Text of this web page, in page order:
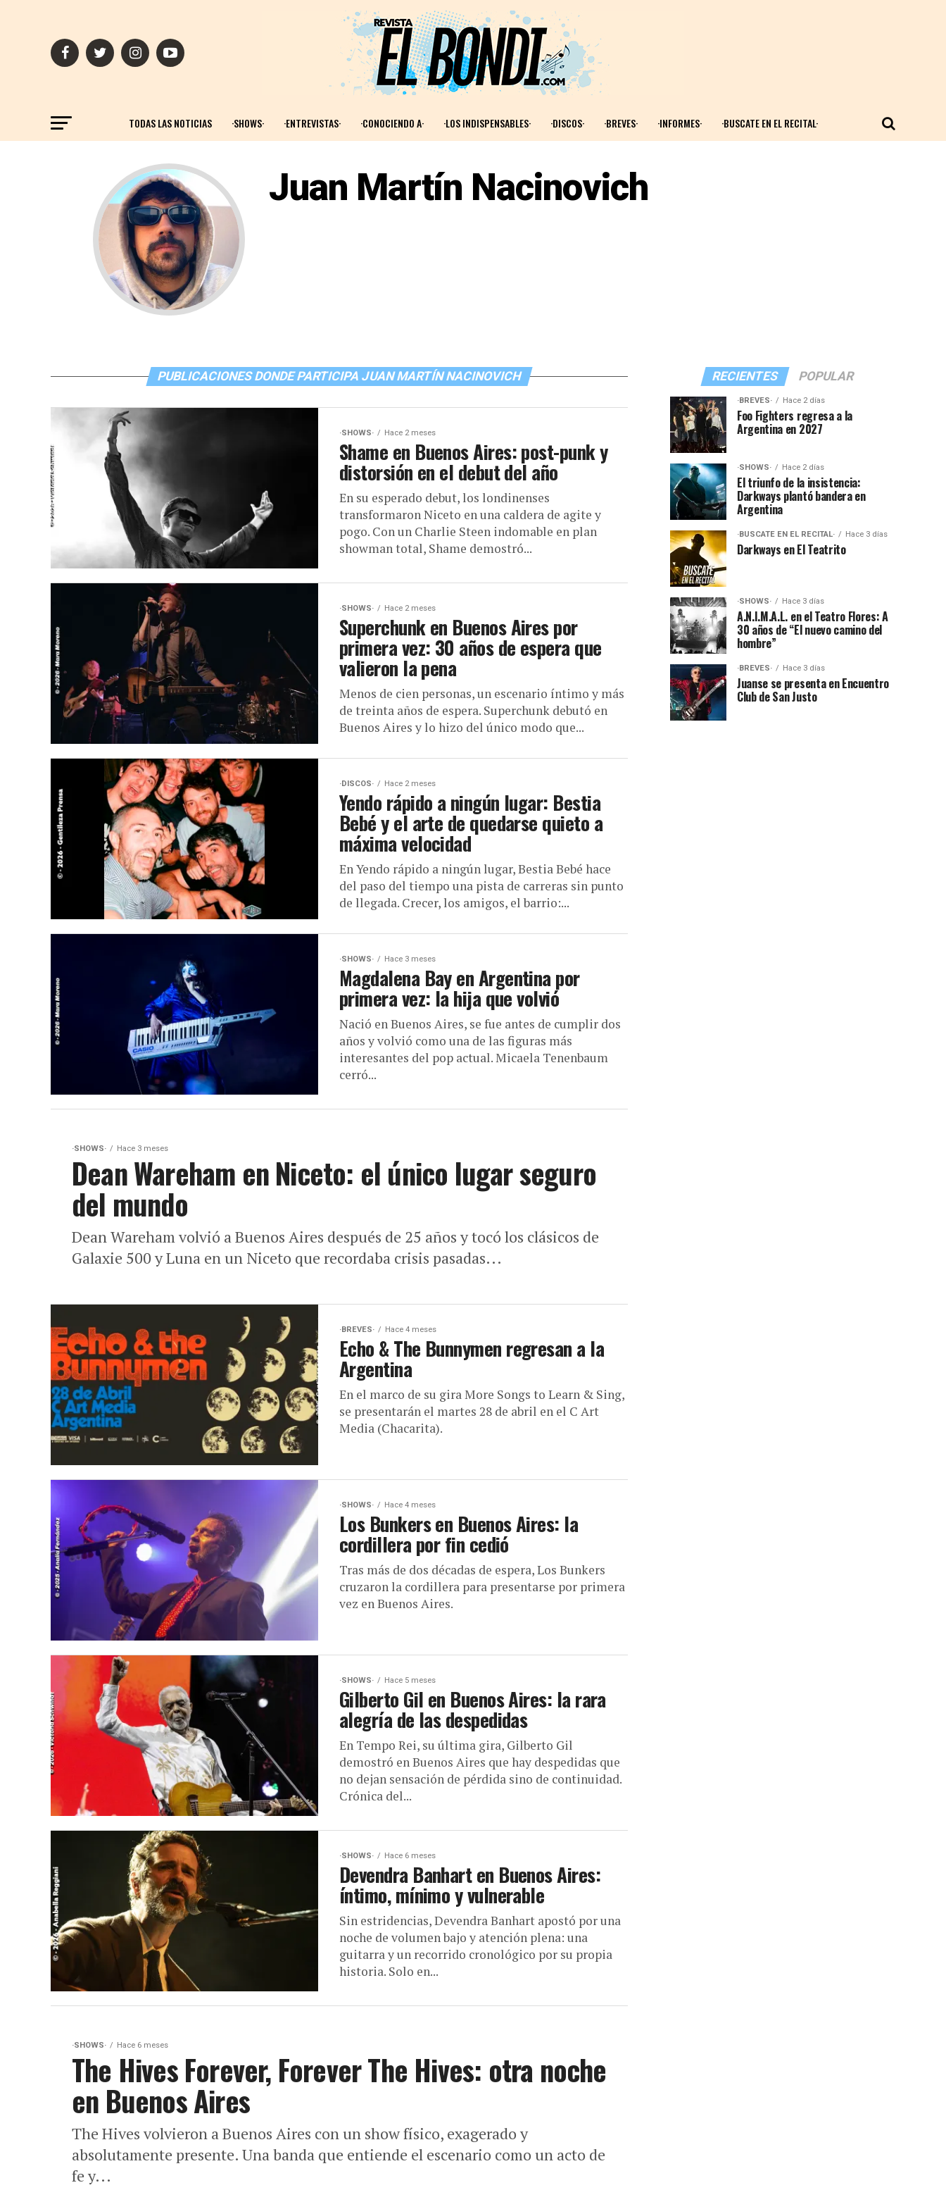
TODAS LAS NOTICIAS ·SHOWS· ·ENTREVISTAS· ·CONOCIENDO A· ·LOS INDISPENSABLES· ·DISCOS· ·BREVES· ·INFORMES· ·BUSCATE EN EL RECITAL·
Juan Martín Nacinovich
PUBLICACIONES DONDE PARTICIPA JUAN MARTÍN NACINOVICH
·SHOWS· Hace 2 meses
Shame en Buenos Aires: post-punk y
distorsión en el debut del año
En su esperado debut, los londinenses
transformaron Niceto en una caldera de agite y
pogo. Con un Charlie Steen indomable en plan
showman total, Shame demostró...
·SHOWS· Hace 2 meses
Superchunk en Buenos Aires por
primera vez: 30 años de espera que
valieron la pena
Menos de cien personas, un escenario íntimo y más
de treinta años de espera. Superchunk debutó en
Buenos Aires y lo hizo del único modo que...
·DISCOS· Hace 2 meses
Yendo rápido a ningún lugar: Bestia
Bebé y el arte de quedarse quieto a
máxima velocidad
En Yendo rápido a ningún lugar, Bestia Bebé hace
del paso del tiempo una pista de carreras sin punto
de llegada. Crecer, los amigos, el barrio:...
·SHOWS· Hace 3 meses
Magdalena Bay en Argentina por
primera vez: la hija que volvió
Nació en Buenos Aires, se fue antes de cumplir dos
años y volvió como una de las figuras más
interesantes del pop actual. Micaela Tenenbaum
cerró...
·SHOWS· Hace 3 meses
Dean Wareham en Niceto: el único lugar seguro
del mundo
Dean Wareham volvió a Buenos Aires después de 25 años y tocó los clásicos de
Galaxie 500 y Luna en un Niceto que recordaba crisis pasadas...
·BREVES· Hace 4 meses
Echo & The Bunnymen regresan a la
Argentina
En el marco de su gira More Songs to Learn & Sing,
se presentarán el martes 28 de abril en el C Art
Media (Chacarita).
·SHOWS· Hace 4 meses
Los Bunkers en Buenos Aires: la
cordillera por fin cedió
Tras más de dos décadas de espera, Los Bunkers
cruzaron la cordillera para presentarse por primera
vez en Buenos Aires.
·SHOWS· Hace 5 meses
Gilberto Gil en Buenos Aires: la rara
alegría de las despedidas
En Tempo Rei, su última gira, Gilberto Gil
demostró en Buenos Aires que hay despedidas que
no dejan sensación de pérdida sino de continuidad.
Crónica del...
·SHOWS· Hace 6 meses
Devendra Banhart en Buenos Aires:
íntimo, mínimo y vulnerable
Sin estridencias, Devendra Banhart apostó por una
noche de volumen bajo y atención plena: una
guitarra y un recorrido cronológico por su propia
historia. Solo en...
·SHOWS· Hace 6 meses
The Hives Forever, Forever The Hives: otra noche
en Buenos Aires
The Hives volvieron a Buenos Aires con un show físico, exagerado y
absolutamente presente. Una banda que entiende el escenario como un acto de
fe y...
RECIENTES POPULAR
·BREVES· Hace 2 días
Foo Fighters regresa a la
Argentina en 2027
·SHOWS· Hace 2 días
El triunfo de la insistencia:
Darkways plantó bandera en
Argentina
·BUSCATE EN EL RECITAL· Hace 3 días
Darkways en El Teatrito
·SHOWS· Hace 3 días
A.N.I.M.A.L. en el Teatro Flores: A
30 años de “El nuevo camino del
hombre”
·BREVES· Hace 3 días
Juanse se presenta en Encuentro
Club de San Justo